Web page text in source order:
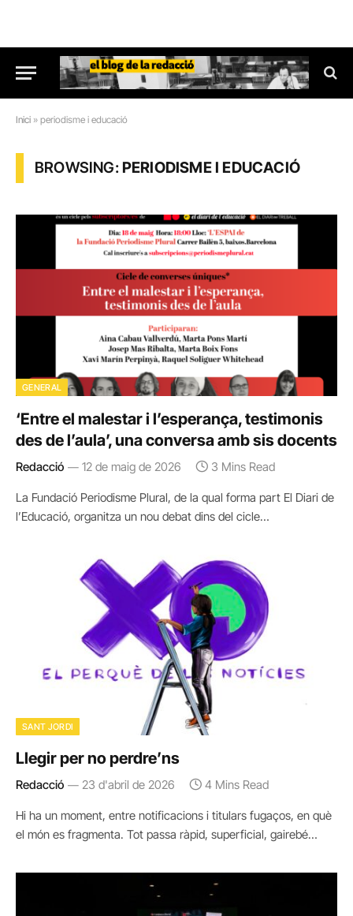
Inici » periodisme i educació
BROWSING:PERIODISME I EDUCACIÓ
GENERAL
‘Entre el malestar i l’esperança, testimonis
des de l’aula’, una conversa amb sis docents
Redacció 12 de maig de 2026 3 Mins Read
La Fundació Periodisme Plural, de la qual forma part El Diari de
l’Educació, organitza un nou debat dins del cicle…
SANT JORDI
Llegir per no perdre’ns
Redacció 23 d'abril de 2026 4 Mins Read
Hi ha un moment, entre notificacions i titulars fugaços, en què
el món es fragmenta. Tot passa ràpid, superficial, gairebé…